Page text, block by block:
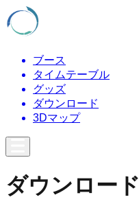
ブース
タイムテーブル
グッズ
ダウンロード
3Dマップ
ダウンロード